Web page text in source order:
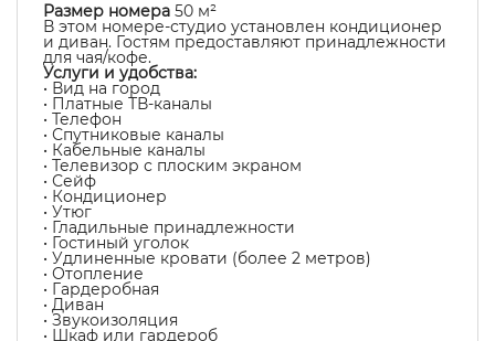
Размер номера 50 м²
В этом номере-студио установлен кондиционер
и диван. Гостям предоставляют принадлежности
для чая/кофе.
Услуги и удобства:
• Вид на город
• Платные ТВ-каналы
• Телефон
• Спутниковые каналы
• Кабельные каналы
• Телевизор с плоским экраном
• Сейф
• Кондиционер
• Утюг
• Гладильные принадлежности
• Гостиный уголок
• Удлиненные кровати (более 2 метров)
• Отопление
• Гардеробная
• Диван
• Звукоизоляция
• Шкаф или гардероб